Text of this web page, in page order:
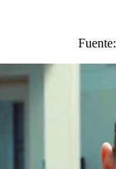
Fuente: